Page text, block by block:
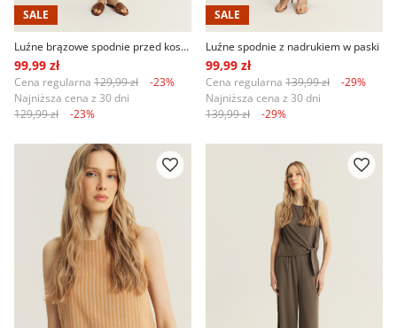
SALE
Luźne brązowe spodnie przed kostkę
99,99 zł
Cena regularna 129,99 zł
-23%
Najniższa cena z 30 dni
129,99 zł
-23%
SALE
Luźne spodnie z nadrukiem w paski
99,99 zł
Cena regularna 139,99 zł
-29%
Najniższa cena z 30 dni
139,99 zł
-29%